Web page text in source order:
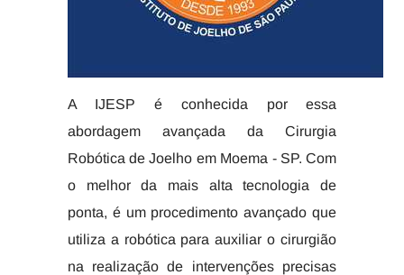
A IJESP é conhecida por essa
abordagem avançada da Cirurgia
Robótica de Joelho em Moema - SP. Com
o melhor da mais alta tecnologia de
ponta, é um procedimento avançado que
utiliza a robótica para auxiliar o cirurgião
na realização de intervenções precisas